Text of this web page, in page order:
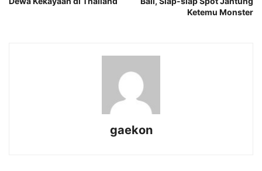
Ketemu Monster
gaekon